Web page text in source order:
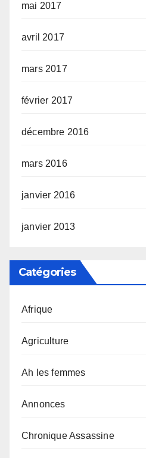
mai 2017
avril 2017
mars 2017
février 2017
décembre 2016
mars 2016
janvier 2016
janvier 2013
Catégories
Afrique
Agriculture
Ah les femmes
Annonces
Chronique Assassine